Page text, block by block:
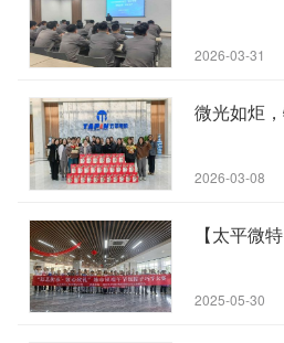
2026-03-31
2026-03-08
2025-05-30